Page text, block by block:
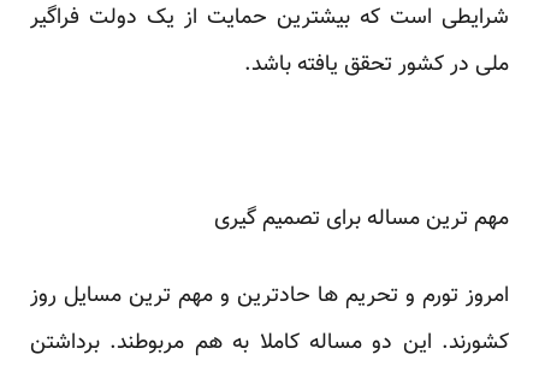
شرایطی است که بیشترین حمایت از یک دولت فراگیر
ملی در کشور تحقق یافته باشد.
مهم ترین مساله برای تصمیم گیری
امروز تورم و تحریم ها حادترین و مهم ترین مسایل روز
کشورند. این دو مساله کاملا به هم مربوطند. برداشتن